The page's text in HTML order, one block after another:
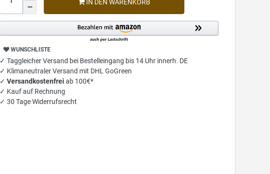
IN DEN WARENKORB
WUNSCHLISTE
✓ Taggleicher Versand bei Bestelleingang bis 14 Uhr innerh. DE
✓ Klimaneutraler Versand mit DHL GoGreen
✓Versandkostenfreiab 100€*
✓ Kauf auf Rechnung
✓ 30 Tage Widerrufsrecht